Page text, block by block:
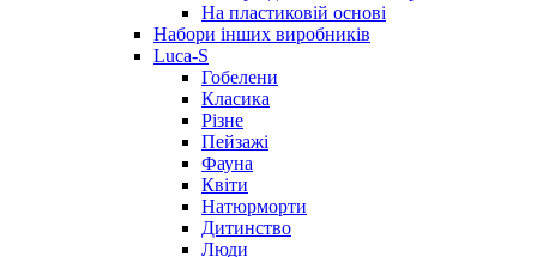
На пластиковій основі
Набори інших виробників
Luca-S
Гобелени
Класика
Різне
Пейзажі
Фауна
Квіти
Натюрморти
Дитинство
Люди